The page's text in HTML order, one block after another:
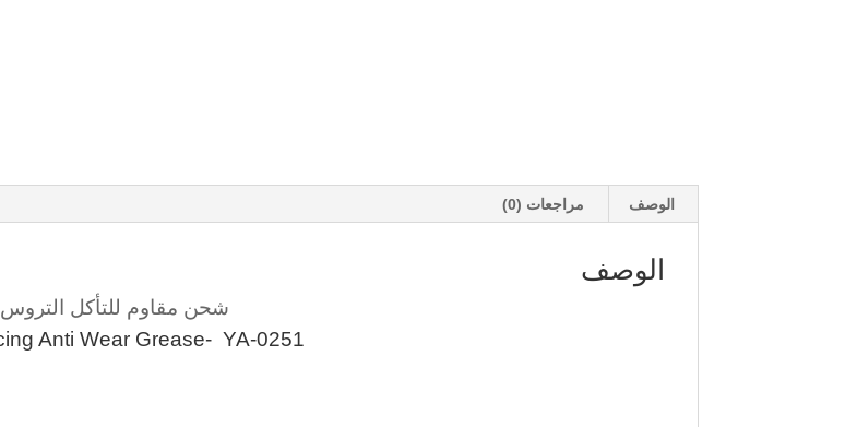
الوصف مراجعات (0)
الوصف
شحن مقاوم للتأكل التروس